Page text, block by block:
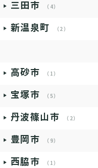
三田市 （4）
新温泉町 （2）
高砂市 （1）
宝塚市 （5）
丹波篠山市 （2）
豊岡市 （9）
西脇市 （1）